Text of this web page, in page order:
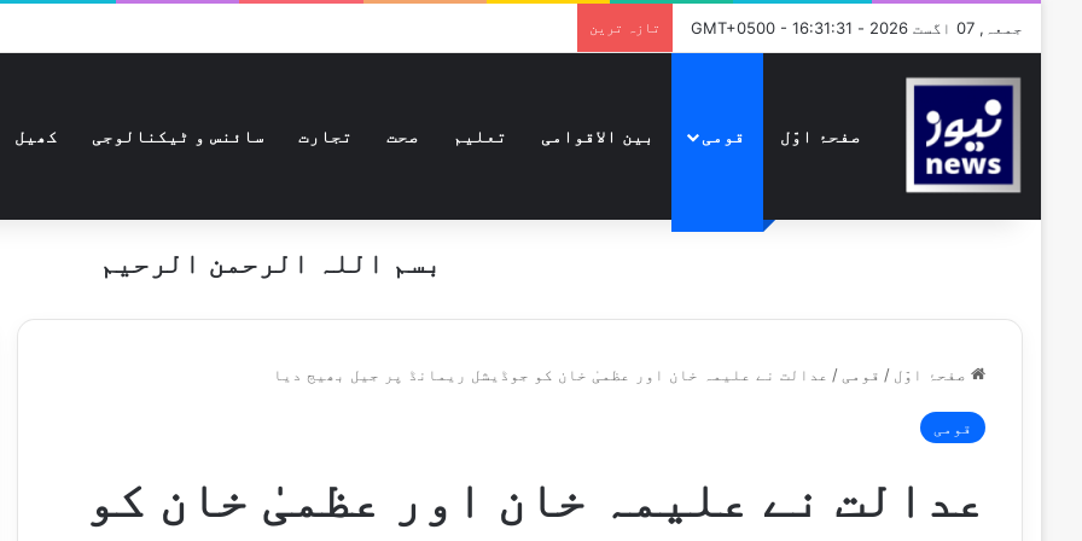
جمعہ, 07 اگست 2026 - GMT+0500 - 16:31:31 تازہ ترین
صفحۂ اوّل قومی بین الاقوامی تعلیم صحت تجارت سائنس و ٹیکنالوجی کھیل
بسم اللہ الرحمن الرحیم
صفحۂ اوّل / قومی / عدالت نے علیمہ خان اور عظمیٰ خان کو جوڈیشل ریمانڈ پر جیل بھیج دیا
قومی
عدالت نے علیمہ خان اور عظمیٰ خان کو